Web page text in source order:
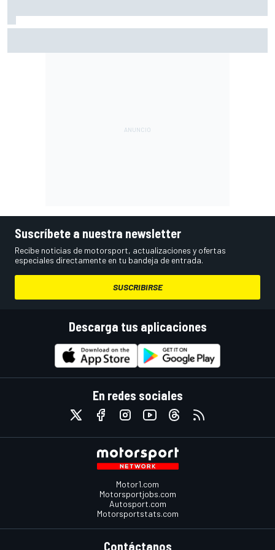
Suscríbete a nuestra newsletter
Recibe noticias de motorsport, actualizaciones y ofertas
especiales directamente en tu bandeja de entrada.
SUSCRIBIRSE
Descarga tus aplicaciones
En redes sociales
Motor1.com
Motorsportjobs.com
Autosport.com
Motorsportstats.com
Contáctanos